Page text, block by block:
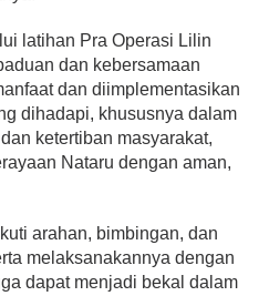
latihan Pra Operasi Lilin
dan kebersamaan
dan diimplementasikan
dihadapi, khususnya dalam
ketertiban masyarakat,
Nataru dengan aman,
arahan, bimbingan, dan
melaksanakannya dengan
dapat menjadi bekal dalam